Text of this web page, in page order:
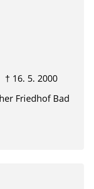
5. 2000
Friedhof Bad